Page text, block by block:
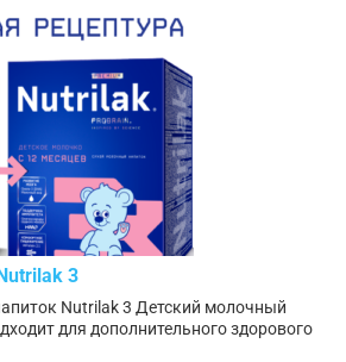
3
Nutrilak 3 Детский молочный
для дополнительного здорового